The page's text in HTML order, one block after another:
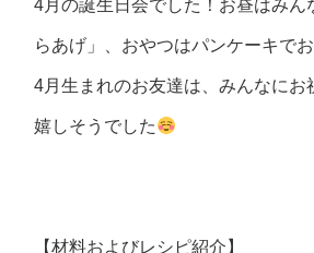
4月の誕生日会でした！お昼はみん
らあげ」、おやつはパンケーキで
4月生まれのお友達は、みんなにお
嬉しそうでした
【材料およびレシピ紹介】